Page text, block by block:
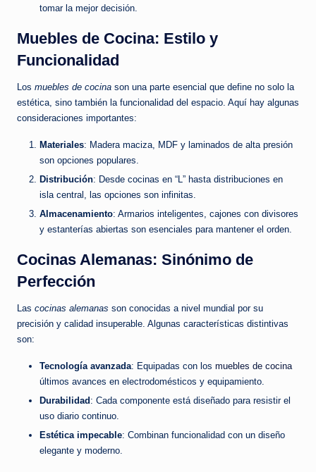
tomar la mejor decisión.
Muebles de Cocina: Estilo y
Funcionalidad
Los muebles de cocina son una parte esencial que define no solo la
estética, sino también la funcionalidad del espacio. Aquí hay algunas
consideraciones importantes:
Materiales: Madera maciza, MDF y laminados de alta presión
son opciones populares.
Distribución: Desde cocinas en “L” hasta distribuciones en
isla central, las opciones son infinitas.
Almacenamiento: Armarios inteligentes, cajones con divisores
y estanterías abiertas son esenciales para mantener el orden.
Cocinas Alemanas: Sinónimo de
Perfección
Las cocinas alemanas son conocidas a nivel mundial por su
precisión y calidad insuperable. Algunas características distintivas
son:
Tecnología avanzada: Equipadas con los muebles de cocina
últimos avances en electrodomésticos y equipamiento.
Durabilidad : Cada componente está diseñado para resistir el
uso diario continuo.
Estética impecable: Combinan funcionalidad con un diseño
elegante y moderno.